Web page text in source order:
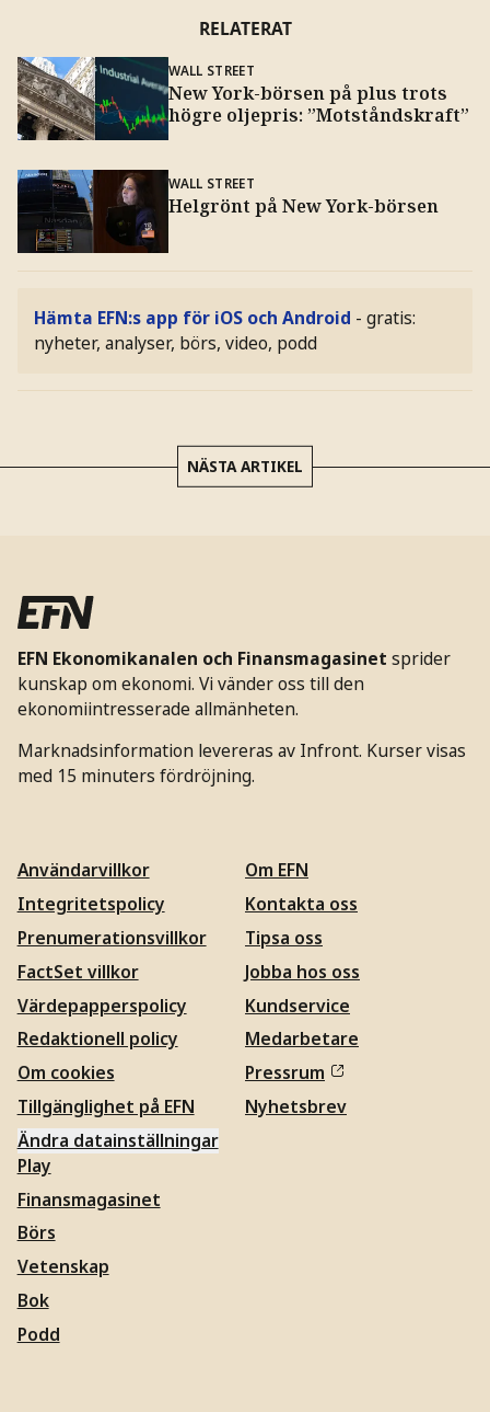
RELATERAT
WALL STREET
New York-börsen på plus trots
högre oljepris: ”Motståndskraft”
WALL STREET
Helgrönt på New York-börsen
Hämta EFN:s app för iOS och Android - gratis:
nyheter, analyser, börs, video, podd
NÄSTA ARTIKEL
EFN Ekonomikanalen och Finansmagasinet sprider
kunskap om ekonomi. Vi vänder oss till den
ekonomiintresserade allmänheten.
Marknadsinformation levereras av Infront. Kurser visas
med 15 minuters fördröjning.
Användarvillkor
Integritetspolicy
Prenumerationsvillkor
FactSet villkor
Värdepapperspolicy
Redaktionell policy
Om cookies
Tillgänglighet på EFN
Ändra datainställningar
Om EFN
Kontakta oss
Tipsa oss
Jobba hos oss
Kundservice
Medarbetare
Pressrum
Nyhetsbrev
Play
Finansmagasinet
Börs
Vetenskap
Bok
Podd